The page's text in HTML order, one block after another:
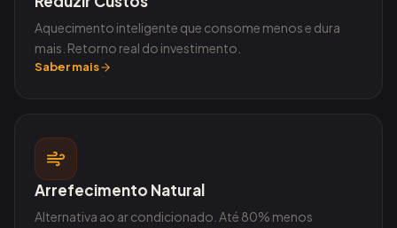
Aquecimento inteligente que consome menos e dura
mais. Retorno real do investimento.
Saber mais
Arrefecimento Natural
Alternativa ao ar condicionado. Até 80% menos